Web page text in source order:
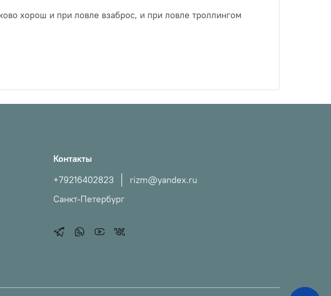
хорош и при ловле взаброс, и при ловле троллингом
Контакты
+79216402823
rizm@yandex.ru
Санкт-Петербург